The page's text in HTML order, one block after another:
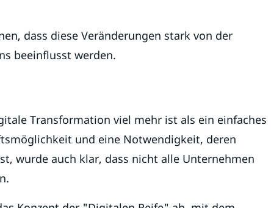
dass diese Veränderungen stark von der
beeinflusst werden.
Transformation viel mehr ist als ein einfaches
und eine Notwendigkeit, deren
wurde auch klar, dass nicht alle Unternehmen